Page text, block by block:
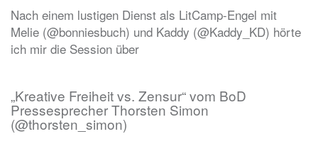
Nach einem lustigen Dienst als LitCamp-Engel mit
Melie (@bonniesbuch) und Kaddy (@Kaddy_KD) hörte
ich mir die Session über
„Kreative Freiheit vs. Zensur“ vom BoD
Pressesprecher Thorsten Simon
(@thorsten_simon)